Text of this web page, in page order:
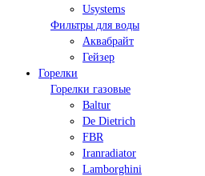
Usystems
Фильтры для воды
Аквабрайт
Гейзер
Горелки
Горелки газовые
Baltur
De Dietrich
FBR
Iranradiator
Lamborghini